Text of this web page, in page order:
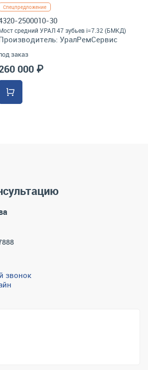
Спецпредложение
2500010-30
средний УРАЛ 47 зубьев i=7.32 (БМКД)
УралРемСервис
заказ
000 ₽
звонок